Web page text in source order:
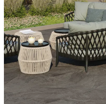
Slate grigio flishelle
60x60 20mm
119
Spar 70 Før 189